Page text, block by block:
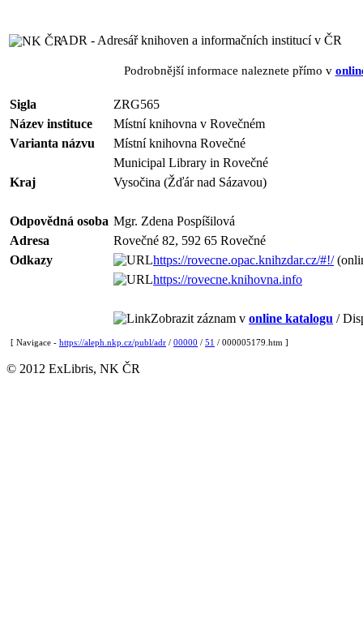
ADR - Adresář knihoven a informačních institucí v ČR
Podrobnější informace naleznete přímo v
Sigla
ZRG565
Název instituce
Místní knihovna v Rovečném
Varianta názvu
Místní knihovna Rovečné
Municipal Library in Rovečné
Kraj
Vysočina (Žďár nad Sázavou)
Odpovědná osoba Mgr. Zdena Pospíšilová
Adresa
Rovečné 82, 592 65 Rovečné
Odkazy
https://rovecne.opac.knihzdar.cz/#!/
https://rovecne.knihovna.info
Zobrazit záznam v online katalogu /
[ Navigace - https://aleph.nkp.cz/publ/adr / 00000 / 51 / 000005179.htm ]
© 2012 ExLibris, NK ČR